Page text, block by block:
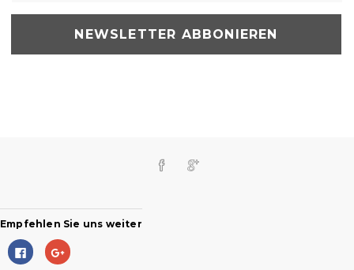
NEWSLETTER ABBONIEREN
Empfehlen Sie uns weiter
Klick,
um
Zum
Teilen